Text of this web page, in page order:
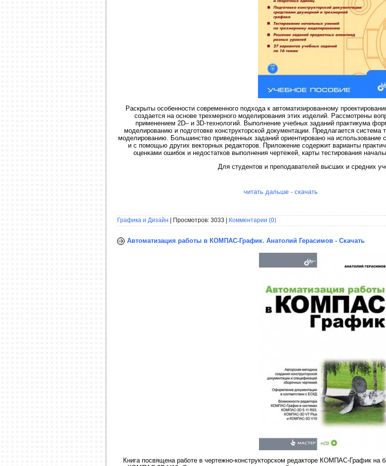
Раскрыты особенности современного подхода к автоматизированному
создается на основе трехмерного моделирования этих изделий. Рассмотрены
применением 2D– и 3D-технологий. Выполнение учебных заданий практикума
моделированию и подготовке конструкторской документации. Предлагается
моделированию. Большинство приведенных заданий ориентировано на
и с помощью других векторных редакторов. Приложение содержит варианты
оценками ошибок и недостатков выполнения чертежей, карты тестирования
Для студентов и преподавателей высших и средних
читать дальше - скачать
Графика и Дизайн | Просмотров: 3033 | Комментарии (0)
Автоматизация работы в КОМПАС-График. Анатолий Герасимов - Скачать
Книга посвящена работе в чертежно-конструкторском редакторе КОМПАС-График